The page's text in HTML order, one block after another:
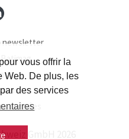
vous offrir la
Web. De plus, les
des services
newsletter
Batimag
données
GmbH 2026